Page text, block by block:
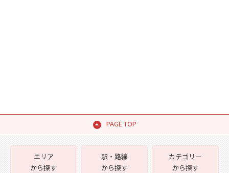
PAGE TOP
エリア
から探す
駅・路線
から探す
カテゴリー
から探す